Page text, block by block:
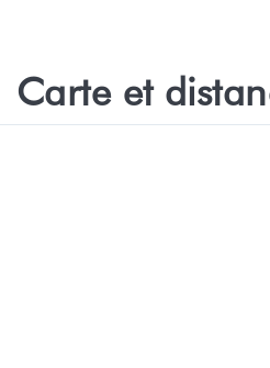
Carte et